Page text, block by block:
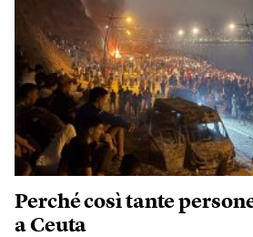
Perché così tante
a Ceuta